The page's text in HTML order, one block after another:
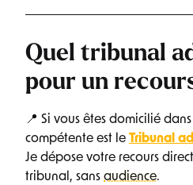
Quel tribunal
pour un
📍 Si vous êtes domicilié
compétente est le Tribunal
Je dépose votre recours
tribunal, sans audience.